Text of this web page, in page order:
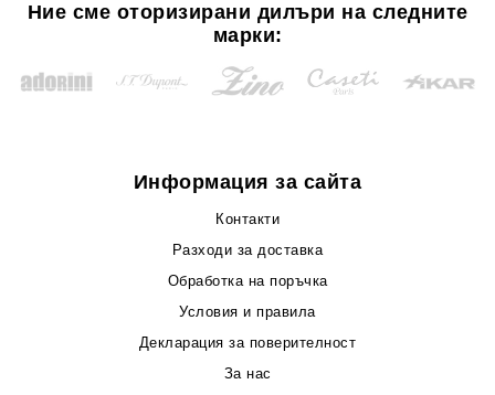
Ние сме оторизирани дилъри на следните
марки:
Информация за сайта
Контакти
Разходи за доставка
Обработка на поръчка
Условия и правила
Декларация за поверителност
За нас